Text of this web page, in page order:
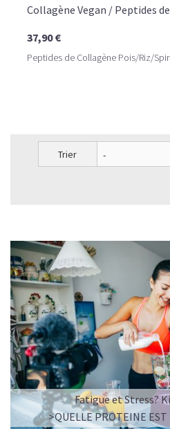
Collagène Vegan / Peptides
37,90 €
Peptides de Collagène Pois/Riz/
Trier
Fatigue et Stress?
>QUELLE PROTEINE